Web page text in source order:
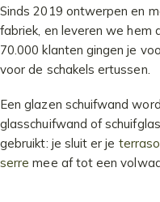
Sinds 2019 ontwerpen en
fabriek, en leveren we hem
70.000 klanten gingen je
voor de schakels ertussen.
Een glazen schuifwand
glasschuifwand of
gebruikt: je sluit er je
serre mee af tot een